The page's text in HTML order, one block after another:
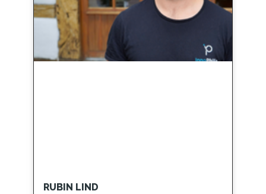
RUBIN LIND